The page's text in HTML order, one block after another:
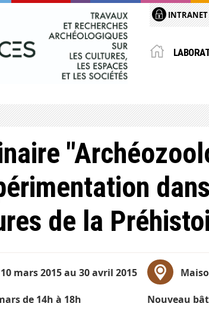
INTRANET
de la
mars 2015 au 30 avril 2015
de 14h à 18h Nouveau